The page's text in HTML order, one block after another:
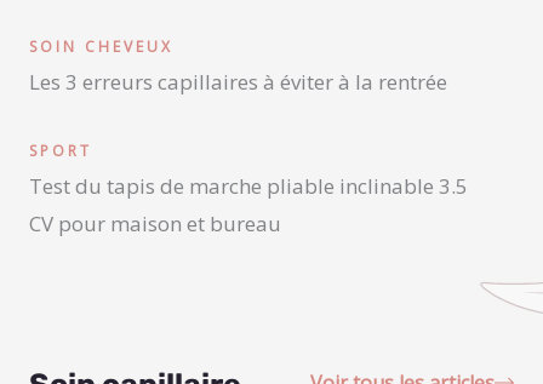
SOIN CHEVEUX
Les 3 erreurs capillaires à éviter à la rentrée
SPORT
Test du tapis de marche pliable inclinable 3.5
CV pour maison et bureau